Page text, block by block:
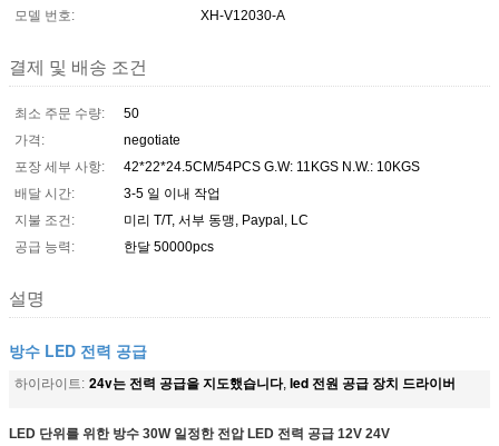
모델 번호:
XH-V12030-A
결제 및 배송 조건
최소 주문 수량:
50
가격:
negotiate
포장 세부 사항:
42*22*24.5CM/54PCS G.W: 11KGS N.W.: 10KGS
배달 시간:
3-5 일 이내 작업
지불 조건:
미리 T/T, 서부 동맹, Paypal, LC
공급 능력:
한달 50000pcs
설명
방수 LED 전력 공급
하이라이트: 24v는 전력 공급을 지도했습니다, led 전원 공급 장치 드라이버
LED 단위를 위한 방수 30W 일정한 전압 LED 전력 공급 12V 24V